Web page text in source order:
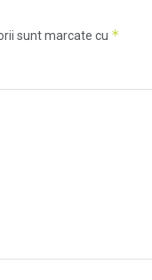
sunt marcate cu *